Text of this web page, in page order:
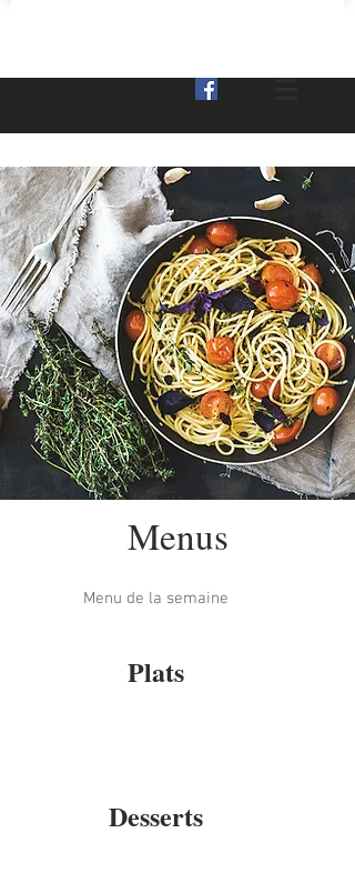
Menus
Menu de la semaine
Plats
Desserts